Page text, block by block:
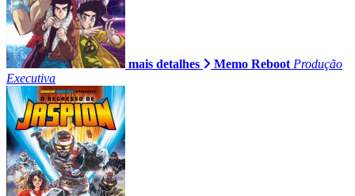
mais detalhes Memo Reboot Produção
Executiva